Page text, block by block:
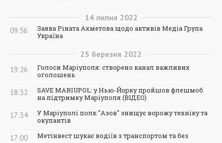
14 липня 2022
09:56
Заява Ріната Ахметова щодо активів Медіа Група
Україна
25 березня 2022
19:26
Голоси Маріуполя: створено канал важливих
оголошень
18:32
SAVE MARIUPOL: у Нью-Йорку пройшов флешмоб
на підтримку Маріуполя (ВІДЕО)
17:34
У Маріуполі полк "Азов" знищує ворожу техніку та
окупантів
17:00 Метінвест шукає водіїв з транспортом та без